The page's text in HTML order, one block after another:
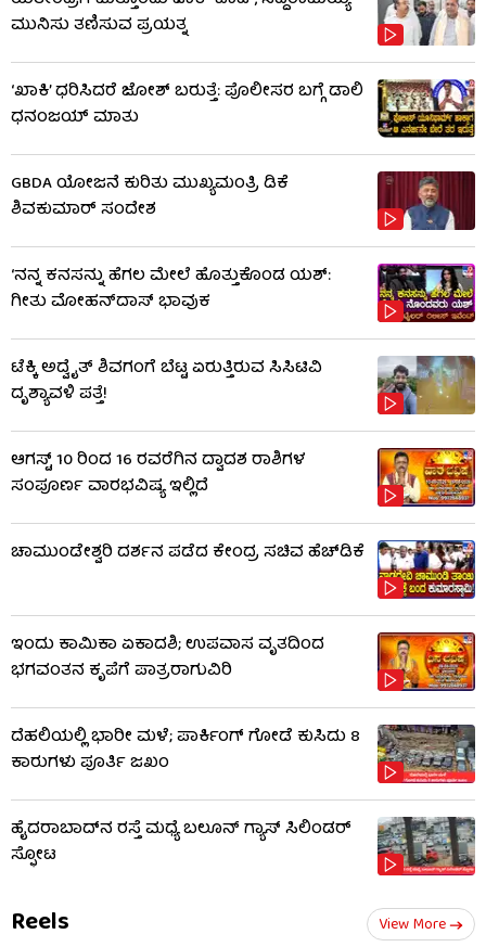
ಮುನಿಸು ತಣಿಸುವ ಪ್ರಯತ್ನ
‘ಖಾಕಿ’ ಧರಿಸಿದರೆ ಜೋಶ್ ಬರುತ್ತೆ: ಪೊಲೀಸರ ಬಗ್ಗೆ ಡಾಲಿ
ಧನಂಜಯ್ ಮಾತು
GBDA ಯೋಜನೆ ಕುರಿತು ಮುಖ್ಯಮಂತ್ರಿ ಡಿಕೆ
ಶಿವಕುಮಾರ್ ಸಂದೇಶ
‘ನನ್ನ ಕನಸನ್ನು ಹೆಗಲ ಮೇಲೆ ಹೊತ್ತುಕೊಂಡ ಯಶ್:
ಗೀತು ಮೋಹನ್​​ದಾಸ್ ಭಾವುಕ
ಟೆಕ್ಕಿ ಅದ್ವೈತ್ ಶಿವಗಂಗೆ ಬೆಟ್ಟ ಏರುತ್ತಿರುವ ಸಿಸಿಟಿವಿ
ದೃಶ್ಯಾವಳಿ ಪತ್ತೆ!
ಆಗಸ್ಟ್ 10 ರಿಂದ 16 ರವರೆಗಿನ ದ್ವಾದಶ ರಾಶಿಗಳ
ಸಂಪೂರ್ಣ ವಾರಭವಿಷ್ಯ ಇಲ್ಲಿದೆ
ಚಾಮುಂಡೇಶ್ವರಿ ದರ್ಶನ ಪಡೆದ ಕೇಂದ್ರ ಸಚಿವ ಹೆಚ್​​ಡಿಕೆ
ಇಂದು ಕಾಮಿಕಾ ಏಕಾದಶಿ; ಉಪವಾಸ ವೃತದಿಂದ
ಭಗವಂತನ ಕೃಪೆಗೆ ಪಾತ್ರರಾಗುವಿರಿ
ದೆಹಲಿಯಲ್ಲಿ ಭಾರೀ ಮಳೆ; ಪಾರ್ಕಿಂಗ್ ಗೋಡೆ ಕುಸಿದು 8
ಕಾರುಗಳು ಪೂರ್ತಿ ಜಖಂ
ಹೈದರಾಬಾದ್​ನ ರಸ್ತೆ ಮಧ್ಯೆ ಬಲೂನ್ ಗ್ಯಾಸ್ ಸಿಲಿಂಡರ್
ಸ್ಫೋಟ
Reels View More